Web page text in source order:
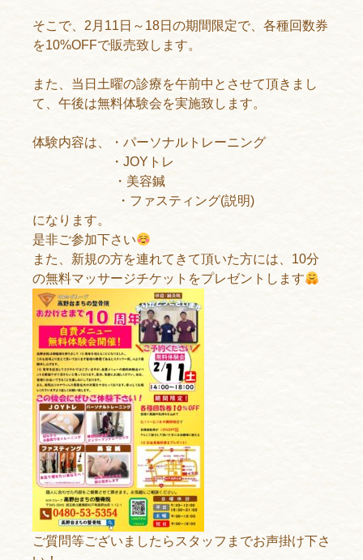
そこで、2月11日～18日の期間限定で、各種回数券
を10%OFFで販売致します。
また、当日土曜の診療を午前中とさせて頂きまし
て、午後は無料体験会を実施致します。
体験内容は、・パーソナルトレーニング
・JOYトレ
・美容鍼
・ファスティング(説明)
になります。
是非ご参加下さい
また、新規の方を連れてきて頂いた方には、10分
の無料マッサージチケットをプレゼントします
ご質問等ございましたらスタッフまでお声掛け下さ